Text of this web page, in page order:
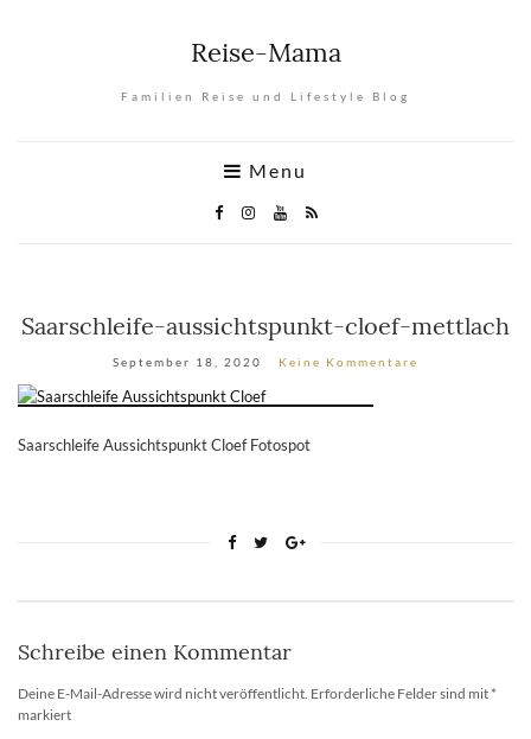
Reise-Mama
Familien Reise und Lifestyle Blog
Menu
Saarschleife-aussichtspunkt-cloef-mettlach
September 18, 2020 Keine Kommentare
Saarschleife Aussichtspunkt Cloef Fotospot
Schreibe einen Kommentar
Deine E-Mail-Adresse wird nicht veröffentlicht. Erforderliche Felder sind mit *
markiert